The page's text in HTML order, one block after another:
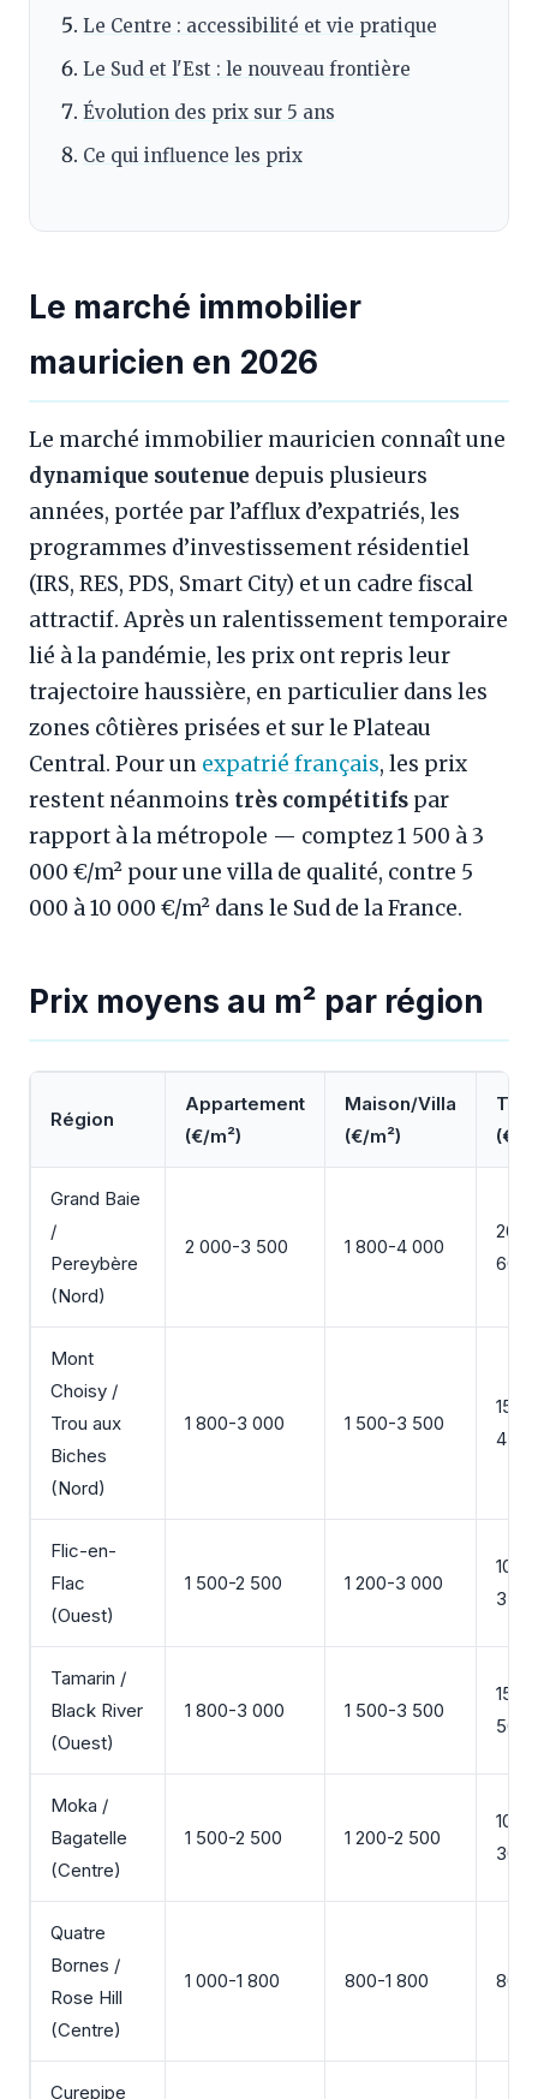
Le Centre : accessibilité et vie pratique
Le Sud et l'Est : le nouveau frontière
Évolution des prix sur 5 ans
Ce qui influence les prix
Le marché immobilier
mauricien en 2026
Le marché immobilier mauricien connaît une
dynamique soutenue depuis plusieurs
années, portée par l’afflux d’expatriés, les
programmes d’investissement résidentiel
(IRS, RES, PDS, Smart City) et un cadre fiscal
attractif. Après un ralentissement temporaire
lié à la pandémie, les prix ont repris leur
trajectoire haussière, en particulier dans les
zones côtières prisées et sur le Plateau
Central. Pour un expatrié français, les prix
restent néanmoins très compétitifs par
rapport à la métropole — comptez 1 500 à 3
000 €/m² pour une villa de qualité, contre 5
000 à 10 000 €/m² dans le Sud de la France.
Prix moyens au m² par région
Région
Appartement
(€/m²)
Maison/Villa
(€/m²)
(€/
Grand Baie
/
Pereybère
(Nord)
2 000-3 500 1 800-4 000
200-
600
Mont
Choisy /
Trou aux
Biches
(Nord)
1 800-3 000 1 500-3 500
150-
450
Flic-en-
Flac
(Ouest)
1 500-2 500 1 200-3 000
100-
350
Tamarin /
Black River
(Ouest)
1 800-3 000 1 500-3 500
150-
500
Moka /
Bagatelle
(Centre)
1 500-2 500 1 200-2 500
100-
300
Quatre
Bornes /
Rose Hill
(Centre)
1 000-1 800 800-1 800 80-
Curepipe